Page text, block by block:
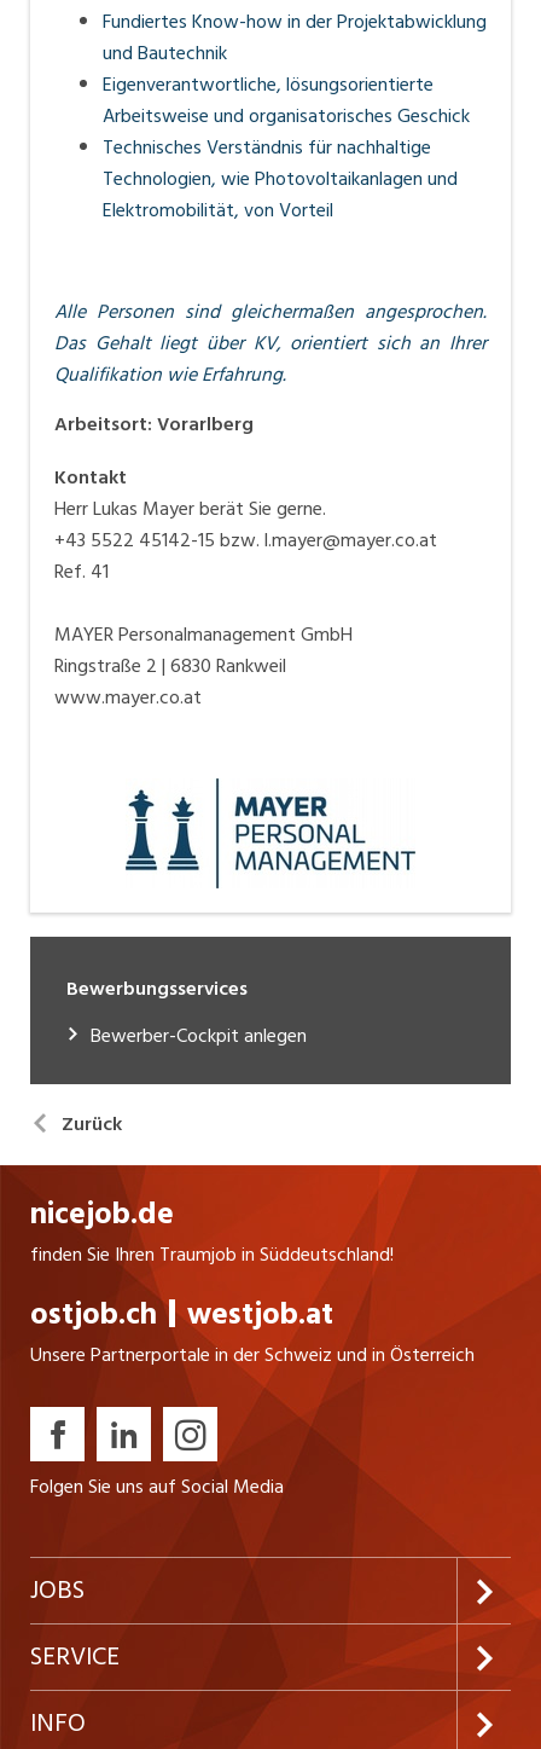
Fundiertes Know-how in der Projektabwicklung
und Bautechnik
Eigenverantwortliche, lösungsorientierte
Arbeitsweise und organisatorisches Geschick
Technisches Verständnis für nachhaltige
Technologien, wie Photovoltaik­anlagen und
Elektro­mobilität, von Vorteil
Alle Personen sind gleichermaßen angesprochen.
Das Gehalt liegt über KV, orientiert sich an Ihrer
Qualifikation wie Erfahrung.
Arbeitsort:Vorarlberg
Kontakt
Herr Lukas Mayer berät Sie gerne.
+43 5522 45142-15 bzw. l.mayer@mayer.co.at
Ref. 41
MAYER Personalmanagement GmbH
Ringstraße 2 | 6830 Rankweil
www.mayer.co.at
Bewerbungsservices
Bewerber-Cockpit anlegen
Zurück
nicejob.de
finden Sie Ihren Traumjob in Süddeutschland!
ostjob.ch westjob.at
Unsere Partnerportale in der Schweiz und in Österreich
Folgen Sie uns auf Social Media
JOBS
Jobabo abonnieren
Neue Stellen
SERVICE
Kundenlogin
INFO